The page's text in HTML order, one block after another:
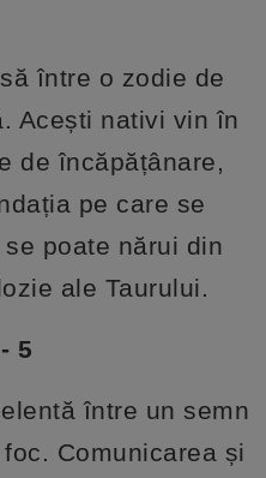
între o zodie de
Acești nativi vin în
de încăpățânare,
pe care se
poate nărui din
ale Taurului.
5
între un semn
Comunicarea și